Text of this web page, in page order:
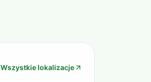
Wszystkie lokalizacje